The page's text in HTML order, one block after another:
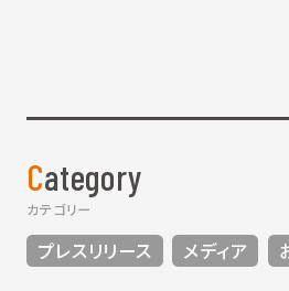
Category
カテゴリー
プレスリリース メディア